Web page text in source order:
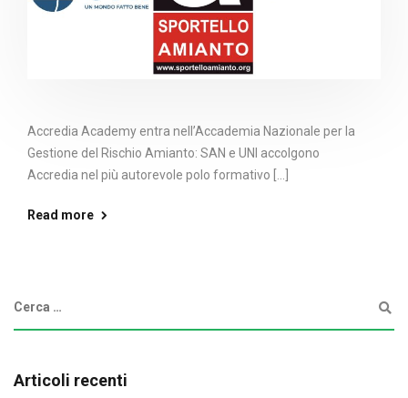
Accredia Academy entra nell’Accademia Nazionale per la
Gestione del Rischio Amianto: SAN e UNI accolgono
Accredia nel più autorevole polo formativo [...]
Read more
Articoli recenti